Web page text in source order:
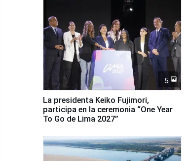
5
La presidenta Keiko Fujimori,
participa en la ceremonia “One Year
To Go de Lima 2027”